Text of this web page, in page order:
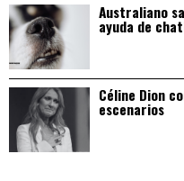
Australiano
ayuda de
Céline Dion
escenarios